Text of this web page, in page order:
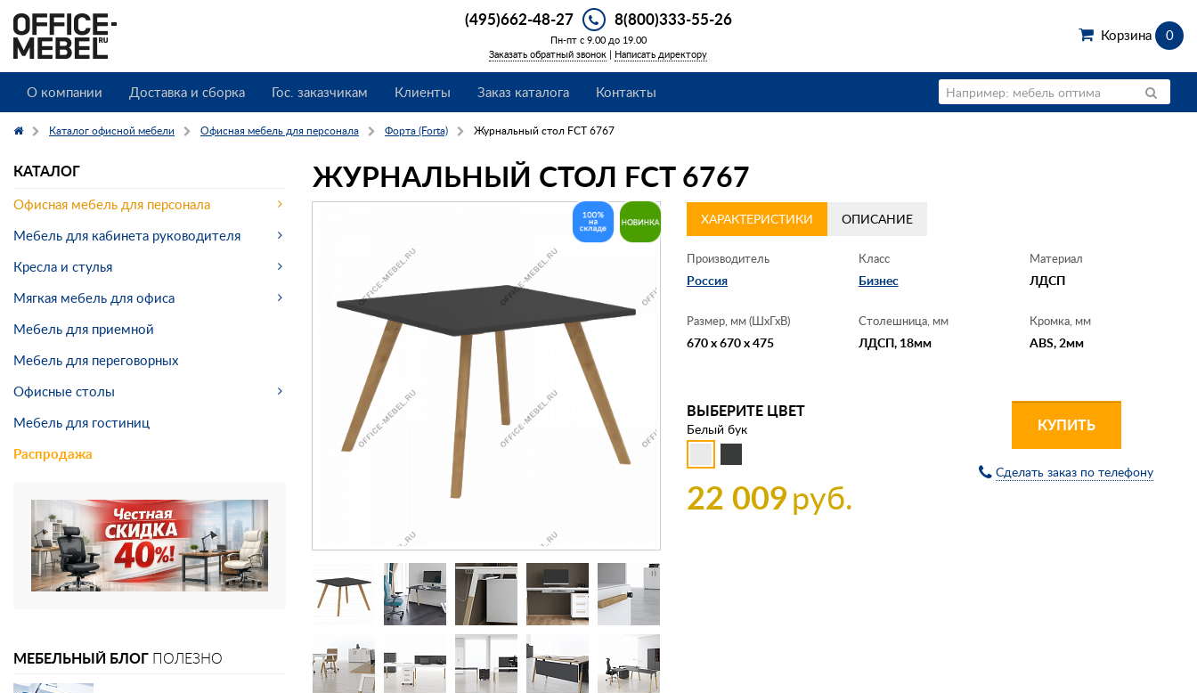
(495)662-48-27 8(800)333-55-26
Пн-пт с 9.00 до 19.00
Заказать обратный звонок | Написать директору
Корзина 0
О компании Доставка и сборка Гос. заказчикам Клиенты Заказ каталога Контакты
Каталог офисной мебели Офисная мебель для персонала Форта (Forta) Журнальный стол FCT 6767
ЖУРНАЛЬНЫЙ СТОЛ FCT 6767
ХАРАКТЕРИСТИКИ ОПИСАНИЕ
Производитель
Россия
Класс
Бизнес
Материал
ЛДСП
Размер, мм (ШхГхВ)
670 x 670 x 475
Столешница, мм
ЛДСП, 18мм
Кромка, мм
ABS, 2мм
ВЫБЕРИТЕ ЦВЕТ
Белый бук
22 009руб.
КУПИТЬ
Сделать заказ по телефону
КАТАЛОГ
Офисная мебель для персонала
Мебель для кабинета руководителя
Кресла и стулья
Мягкая мебель для офиса
Мебель для приемной
Мебель для переговорных
Офисные столы
Мебель для гостиниц
Распродажа
МЕБЕЛЬНЫЙ БЛОГ ПОЛЕЗНО